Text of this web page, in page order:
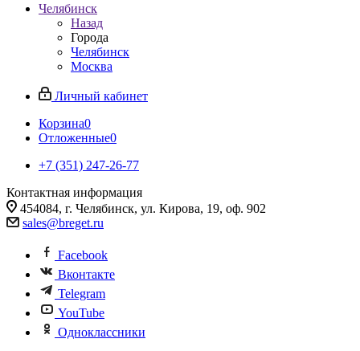
Челябинск
Назад
Города
Челябинск
Москва
Личный кабинет
Корзина0
Отложенные0
+7 (351) 247-26-77
Контактная информация
454084, г. Челябинск, ул. Кирова, 19, оф. 902
sales@breget.ru
Facebook
Вконтакте
Telegram
YouTube
Одноклассники